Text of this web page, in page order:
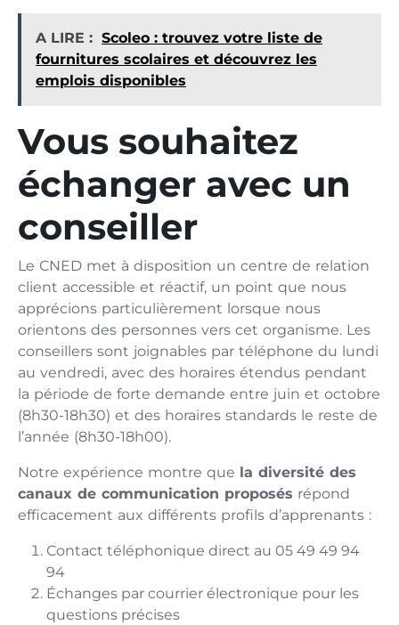
A LIRE : Scoleo : trouvez votre liste de
fournitures scolaires et découvrez les
emplois disponibles
Vous souhaitez
échanger avec un
conseiller
Le CNED met à disposition un centre de relation
client accessible et réactif, un point que nous
apprécions particulièrement lorsque nous
orientons des personnes vers cet organisme. Les
conseillers sont joignables par téléphone du lundi
au vendredi, avec des horaires étendus pendant
la période de forte demande entre juin et octobre
(8h30-18h30) et des horaires standards le reste de
l’année (8h30-18h00).
Notre expérience montre que la diversité des
canaux de communication proposés répond
efficacement aux différents profils d’apprenants :
Contact téléphonique direct au 05 49 49 94
94
Échanges par courrier électronique pour les
questions précises